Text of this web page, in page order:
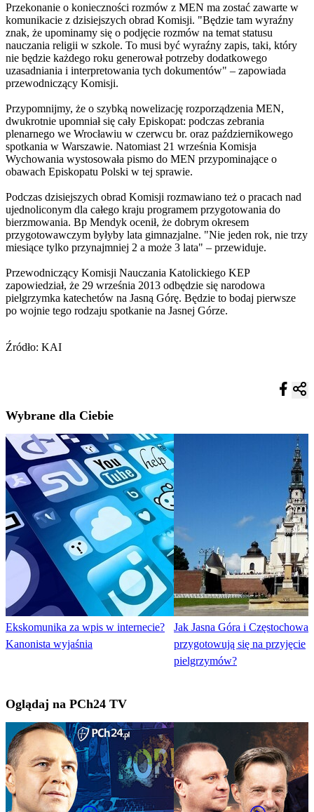
Przekonanie o konieczności rozmów z MEN ma zostać zawarte w
komunikacie z dzisiejszych obrad Komisji. "Będzie tam wyraźny
znak, że upominamy się o podjęcie rozmów na temat statusu
nauczania religii w szkole. To musi być wyraźny zapis, taki, który
nie będzie każdego roku generował potrzeby dodatkowego
uzasadniania i interpretowania tych dokumentów" – zapowiada
przewodniczący Komisji.
Przypomnijmy, że o szybką nowelizację rozporządzenia MEN,
dwukrotnie upomniał się cały Episkopat: podczas zebrania
plenarnego we Wrocławiu w czerwcu br. oraz październikowego
spotkania w Warszawie. Natomiast 21 września Komisja
Wychowania wystosowała pismo do MEN przypominające o
obawach Episkopatu Polski w tej sprawie.
Podczas dzisiejszych obrad Komisji rozmawiano też o pracach nad
ujednoliconym dla całego kraju programem przygotowania do
bierzmowania. Bp Mendyk ocenił, że dobrym okresem
przygotowawczym byłyby lata gimnazjalne. "Nie jeden rok, nie trzy
miesiące tylko przynajmniej 2 a może 3 lata" – przewiduje.
Przewodniczący Komisji Nauczania Katolickiego KEP
zapowiedział, że 29 września 2013 odbędzie się narodowa
pielgrzymka katechetów na Jasną Górę. Będzie to bodaj pierwsze
po wojnie tego rodzaju spotkanie na Jasnej Górze.
Źródło: KAI
Wybrane dla Ciebie
Ekskomunika za wpis w internecie?
Kanonista wyjaśnia
Jak Jasna Góra i Częstochowa
przygotowują się na przyjęcie
pielgrzymów?
Oglądaj na PCh24 TV